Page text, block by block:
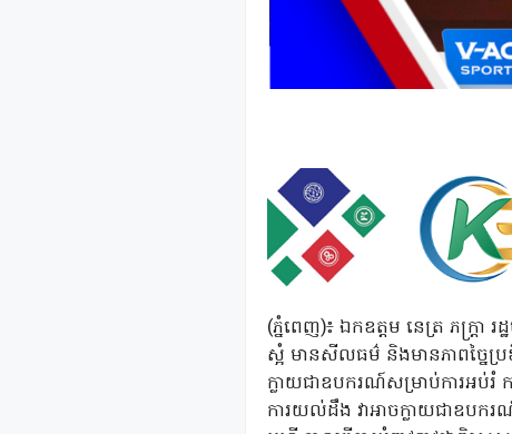
(ភ្នំពេញ)៖ ឯកឧត្តម នេត្រ ភក្ត្រ
ស្អំ មានសីលធម៌ និងមានភាពច្នៃប្
ក្លាយជាឧបករណ៍សម្រាប់ការអប់រំ
ការយល់ដឹង វាអាចក្លាយជាឧប